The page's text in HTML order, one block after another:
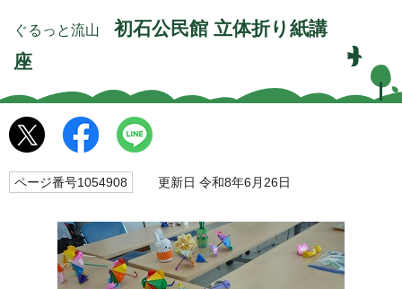
ぐるっと流山 初石公民館 立体折り紙講
座
ページ番号1054908 更新日 令和8年6月26日